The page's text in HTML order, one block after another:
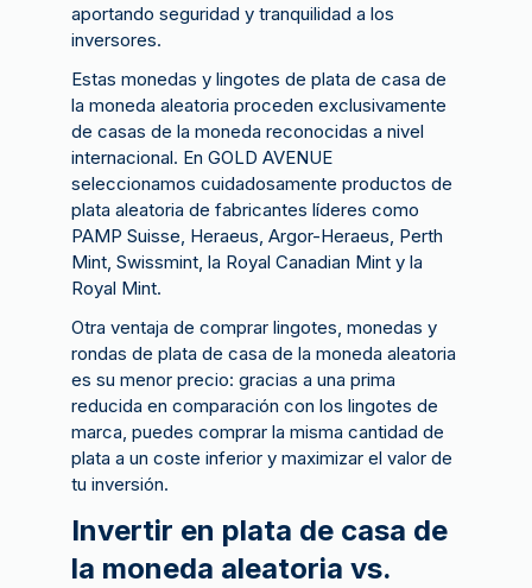
aportando seguridad y tranquilidad a los
inversores.
Estas monedas y lingotes de plata de casa de
la moneda aleatoria proceden exclusivamente
de casas de la moneda reconocidas a nivel
internacional. En GOLD AVENUE
seleccionamos cuidadosamente productos de
plata aleatoria de fabricantes líderes como
PAMP Suisse, Heraeus, Argor-Heraeus, Perth
Mint, Swissmint, la Royal Canadian Mint y la
Royal Mint.
Otra ventaja de comprar lingotes, monedas y
rondas de plata de casa de la moneda aleatoria
es su menor precio: gracias a una prima
reducida en comparación con los lingotes de
marca, puedes comprar la misma cantidad de
plata a un coste inferior y maximizar el valor de
tu inversión.
Invertir en plata de casa de
la moneda aleatoria vs.